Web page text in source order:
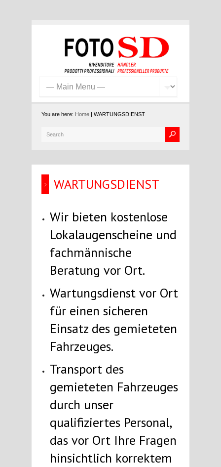
You are here: Home | WARTUNGSDIENST
WARTUNGSDIENST
Wir bieten kostenlose
Lokalaugenscheine und
fachmännische
Beratung vor Ort.
Wartungsdienst vor Ort
für einen sicheren
Einsatz des gemieteten
Fahrzeuges.
Transport des
gemieteten Fahrzeuges
durch unser
qualifiziertes Personal,
das vor Ort Ihre Fragen
hinsichtlich korrektem